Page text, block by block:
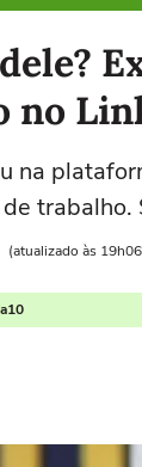
as notícias
no
na
trabalho.
(atualizado às